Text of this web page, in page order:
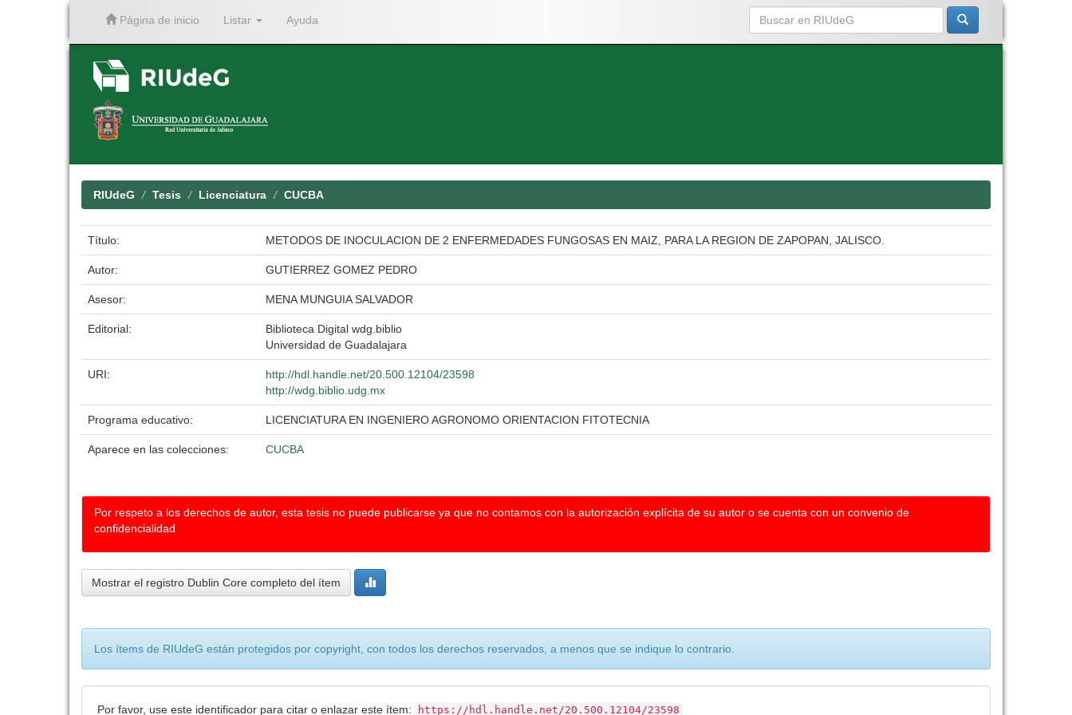
Página de inicio Listar Ayuda
RIUdeG Tesis Licenciatura CUCBA
Título: METODOS DE INOCULACION DE 2 ENFERMEDADES FUNGOSAS EN MAIZ, PARA LA REGION DE ZAPOPAN, JALISCO.
Autor: GUTIERREZ GOMEZ PEDRO
Asesor: MENA MUNGUIA SALVADOR
Editorial:
Biblioteca Digital wdg.biblio
Universidad de Guadalajara
URI:
http://hdl.handle.net/20.500.12104/23598
http://wdg.biblio.udg.mx
Programa educativo: LICENCIATURA EN INGENIERO AGRONOMO ORIENTACION FITOTECNIA
Aparece en las colecciones: CUCBA
Por respeto a los derechos de autor, esta tesis no puede publicarse ya que no contamos con la autorización explícita de su autor o se cuenta con un convenio de
confidencialidad
Mostrar el registro Dublin Core completo del ítem
Los ítems de RIUdeG están protegidos por copyright, con todos los derechos reservados, a menos que se indique lo contrario.
Por favor, use este identificador para citar o enlazar este ítem: https://hdl.handle.net/20.500.12104/23598